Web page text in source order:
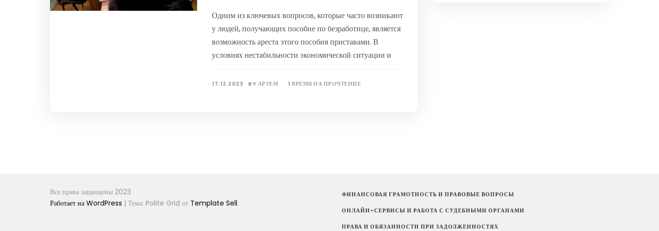
Одним из ключевых вопросов, которые часто возникают
у людей, получающих пособие по безработице, является
возможность ареста этого пособия приставами. В
условиях нестабильности экономической ситуации и
17.12.2023 BYАРТЕМ 1 ВРЕМЯ НА ПРОЧТЕНИЕ
Все права защищены 2023
Работает на WordPress | Тема: Polite Grid от Template Sell.
ФИНАНСОВАЯ ГРАМОТНОСТЬ И ПРАВОВЫЕ ВОПРОСЫ
ОНЛАЙН-СЕРВИСЫ И РАБОТА С СУДЕБНЫМИ ОРГАНАМИ
ПРАВА И ОБЯЗАННОСТИ ПРИ ЗАДОЛЖЕННОСТЯХ